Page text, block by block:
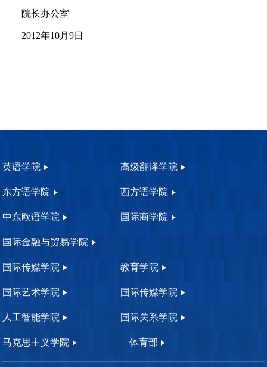
院长办公室
2012年10月9日
英语学院 高级翻译学院
东方语学院 西方语学院
中东欧语学院 国际商学院
国际金融与贸易学院
国际传媒学院 教育学院
国际艺术学院 国际传媒学院
人工智能学院 国际关系学院
马克思主义学院 体育部